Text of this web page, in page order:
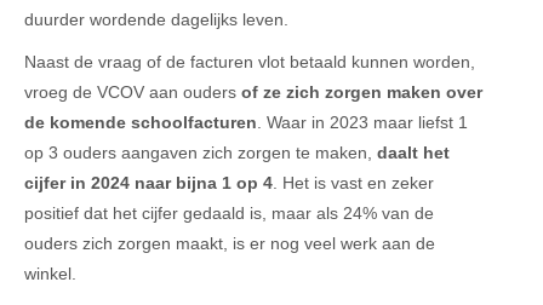
duurder wordende dagelijks leven.
Naast de vraag of de facturen vlot betaald kunnen worden,
vroeg de VCOV aan ouders of ze zich zorgen maken over
de komende schoolfacturen . Waar in 2023 maar liefst 1
op 3 ouders aangaven zich zorgen te maken, daalt het
cijfer in 2024 naar bijna 1 op 4 . Het is vast en zeker
positief dat het cijfer gedaald is, maar als 24% van de
ouders zich zorgen maakt, is er nog veel werk aan de
winkel.